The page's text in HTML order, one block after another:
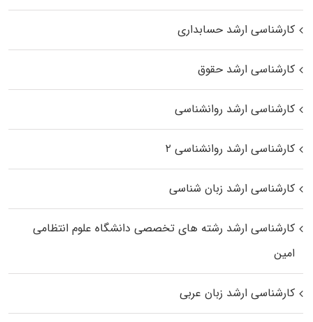
کارشناسی ارشد حسابداری
کارشناسی ارشد حقوق
کارشناسی ارشد روانشناسی
کارشناسی ارشد روانشناسی ۲
کارشناسی ارشد زبان شناسی
کارشناسی ارشد رﺷﺘﻪ ﻫﺎی تخصصی داﻧﺸﮕﺎه ﻋﻠﻮم انتظامی
اﻣﻴﻦ
کارشناسی ارشد زبان عربی